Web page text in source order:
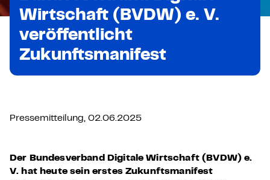
Wirtschaft (BVDW) e. V.
veröffentlicht
Zukunftsmanifest
Pressemitteilung, 02.06.2025
Der Bundesverband Digitale Wirtschaft (BVDW) e.
V. hat heute sein erstes Zukunftsmanifest